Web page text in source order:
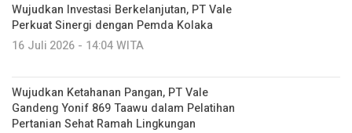
Wujudkan Investasi Berkelanjutan, PT Vale
Perkuat Sinergi dengan Pemda Kolaka
16 Juli 2026 - 14:04 WITA
Wujudkan Ketahanan Pangan, PT Vale
Gandeng Yonif 869 Taawu dalam Pelatihan
Pertanian Sehat Ramah Lingkungan